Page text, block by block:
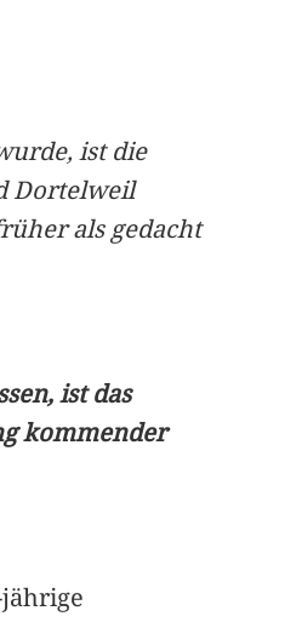
ist die
Dortelweil
als gedacht
ist das
kommender